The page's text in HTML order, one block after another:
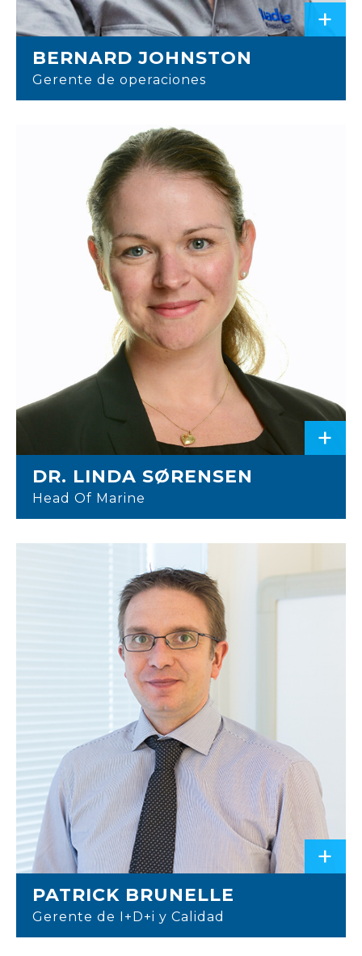
+
BERNARD JOHNSTON
Gerente de operaciones
+
DR. LINDA SØRENSEN
Head Of Marine
+
PATRICK BRUNELLE
Gerente de I+D+i y Calidad